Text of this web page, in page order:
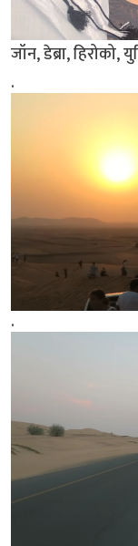
जॉन, डेब्रा,
.
.